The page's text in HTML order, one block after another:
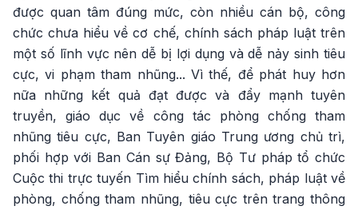
được quan tâm đúng mức, còn nhiều cán bộ, công
chức chưa hiểu về cơ chế, chính sách pháp luật trên
một số lĩnh vực nên dễ bị lợi dụng và dễ nảy sinh tiêu
cực, vi phạm tham nhũng... Vì thế, để phát huy hơn
nữa những kết quả đạt được và đẩy mạnh tuyên
truyền, giáo dục về công tác phòng chống tham
nhũng tiêu cực, Ban Tuyên giáo Trung ương chủ trì,
phối hợp với Ban Cán sự Đảng, Bộ Tư pháp tổ chức
Cuộc thi trực tuyến Tìm hiểu chính sách, pháp luật về
phòng, chống tham nhũng, tiêu cực trên trang thông